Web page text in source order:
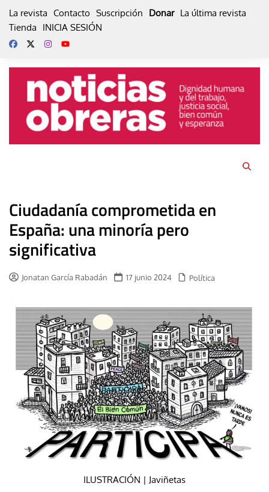
La revista Contacto Suscripción Donar La última revista
Tienda
INICIA SESIÓN
Ciudadanía comprometida en
España: una minoría pero
significativa
Jonatan García Rabadán 17 junio 2024 Política
ILUSTRACIÓN | Javiñetas